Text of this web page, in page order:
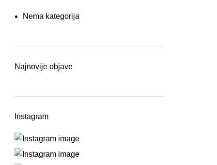
Nema kategorija
Najnovije objave
Instagram